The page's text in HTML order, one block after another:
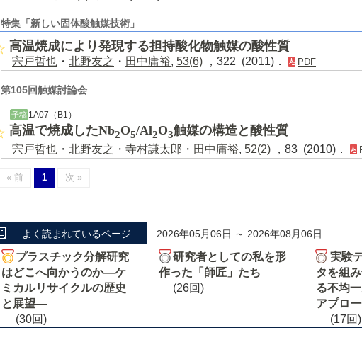
特集「新しい固体酸触媒技術」
高温焼成により発現する担持酸化物触媒の酸性質
宍戸哲也 ・ 北野友之 ・ 田中庸裕, 53(6) ，322 (2011)． PDF
第105回触媒討論会
予稿 1A07（B1）
高温で焼成したNb2O5/Al2O3触媒の構造と酸性質
宍戸哲也 ・ 北野友之 ・ 寺村謙太郎 ・ 田中庸裕, 52(2) ，83 (2010)．
« 前 1 次 »
よく読まれているページ 2026年05月06日 ～ 2026年08月06日
プラスチック分解研究
はどこへ向かうのか―ケ
ミカルリサイクルの歴史
と展望―
(30回)
研究者としての私を形
作った「師匠」たち
(26回)
実験
タを組
る不均
アプロ
(17回)